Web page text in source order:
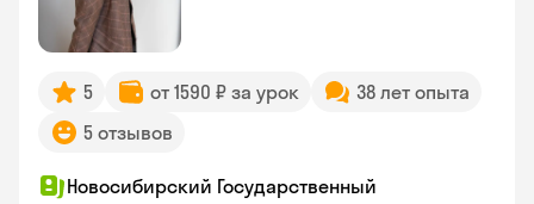
5 от 1590 ₽ за урок
38 лет опыта
5 отзывов
Новосибирский Государственный